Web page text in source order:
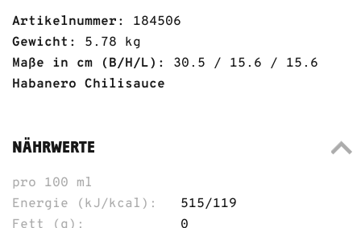
Artikelnummer:
184506
Gewicht:
5.78 kg
Maße in cm (B/H/L):
30.5 / 15.6 / 15.6
Habanero Chilisauce
NÄHRWERTE
pro 100 ml
Energie (kJ/kcal):
515/119
Fett (g):
0